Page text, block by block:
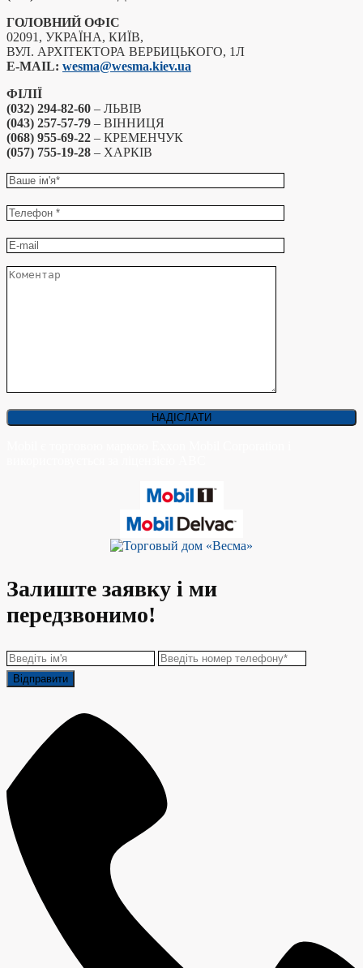
ГОЛОВНИЙ ОФІС
02091, УКРАЇНА, КИЇВ,
ВУЛ. АРХІТЕКТОРА ВЕРБИЦЬКОГО, 1Л
E-MAIL: wesma@wesma.kiev.ua
ФІЛІЇ
(032) 294-82-60 – ЛЬВІВ
(043) 257-57-79 – ВІННИЦЯ
(068) 955-69-22 – КРЕМЕНЧУК
(057) 755-19-28 – ХАРКІВ
Залиште заявку і ми
передзвонимо!
Відправити